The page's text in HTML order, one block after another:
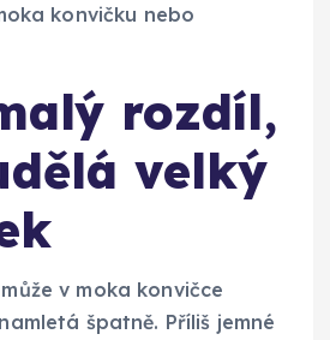
konvičku nebo
rozdíl,
velký
v moka konvičce
špatně. Příliš jemné